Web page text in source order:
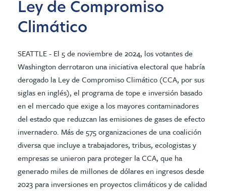
Ley de Compromiso
Climático
SEATTLE - El 5 de noviembre de 2024, los votantes de
Washington derrotaron una iniciativa electoral que habría
derogado la Ley de Compromiso Climático (CCA, por sus
siglas en inglés), el programa de tope e inversión basado
en el mercado que exige a los mayores contaminadores
del estado que reduzcan las emisiones de gases de efecto
invernadero. Más de 575 organizaciones de una coalición
diversa que incluye a trabajadores, tribus, ecologistas y
empresas se unieron para proteger la CCA, que ha
generado miles de millones de dólares en ingresos desde
2023 para inversiones en proyectos climáticos y de calidad